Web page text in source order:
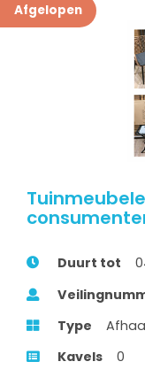
Afgelopen
Duurt tot
Type
Kavels
0